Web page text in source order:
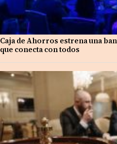
Caja de Ahorros estrena una
que conecta con todos